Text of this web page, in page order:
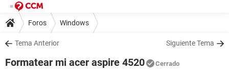
Foros Windows
Tema Anterior Siguiente Tema
Formatear mi acer aspire 4520 Cerrado